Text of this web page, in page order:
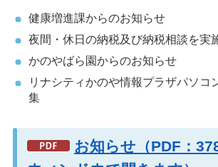
健康増進課からのお知らせ
夜間・休日の納税及び納税相談を実
かのやばら園からのお知らせ
リナシティかのや情報プラザパソコ
集
お知らせ（PDF：